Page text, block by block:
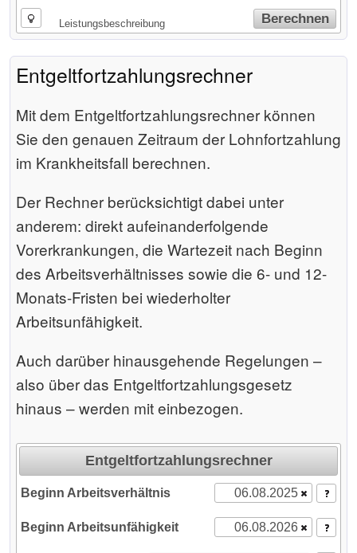
Leistungsbeschreibung Berechnen
Entgeltfortzahlungsrechner
Mit dem Entgeltfortzahlungsrechner können
Sie den genauen Zeitraum der Lohnfortzahlung
im Krankheitsfall berechnen.
Der Rechner berücksichtigt dabei unter
anderem: direkt aufeinanderfolgende
Vorerkrankungen, die Wartezeit nach Beginn
des Arbeits­verhältnisses sowie die 6- und 12-
Monats-Fristen bei wiederholter
Arbeitsunfähigkeit.
Auch darüber hinausgehende Regelungen –
also über das Entgeltfortzahlungsgesetz
hinaus – werden mit einbezogen.
Der Rechner wird geladen ...
Entgeltfortzahlungsrechner
Beginn Arbeits­verhältnis
Beginn Arbeits­unfähigkeit